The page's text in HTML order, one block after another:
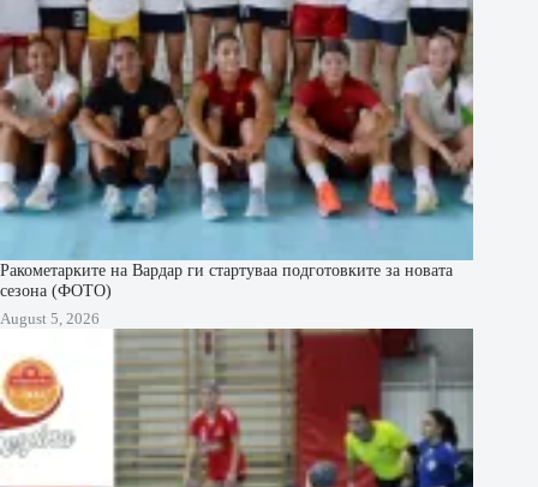
Ракометарките на Вардар ги стартуваа подготовките за новата
сезона (ФОТО)
August 5, 2026